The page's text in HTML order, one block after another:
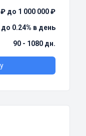
до 1 000 000 ₽
до 0.24% в день
90 - 1080 дн.